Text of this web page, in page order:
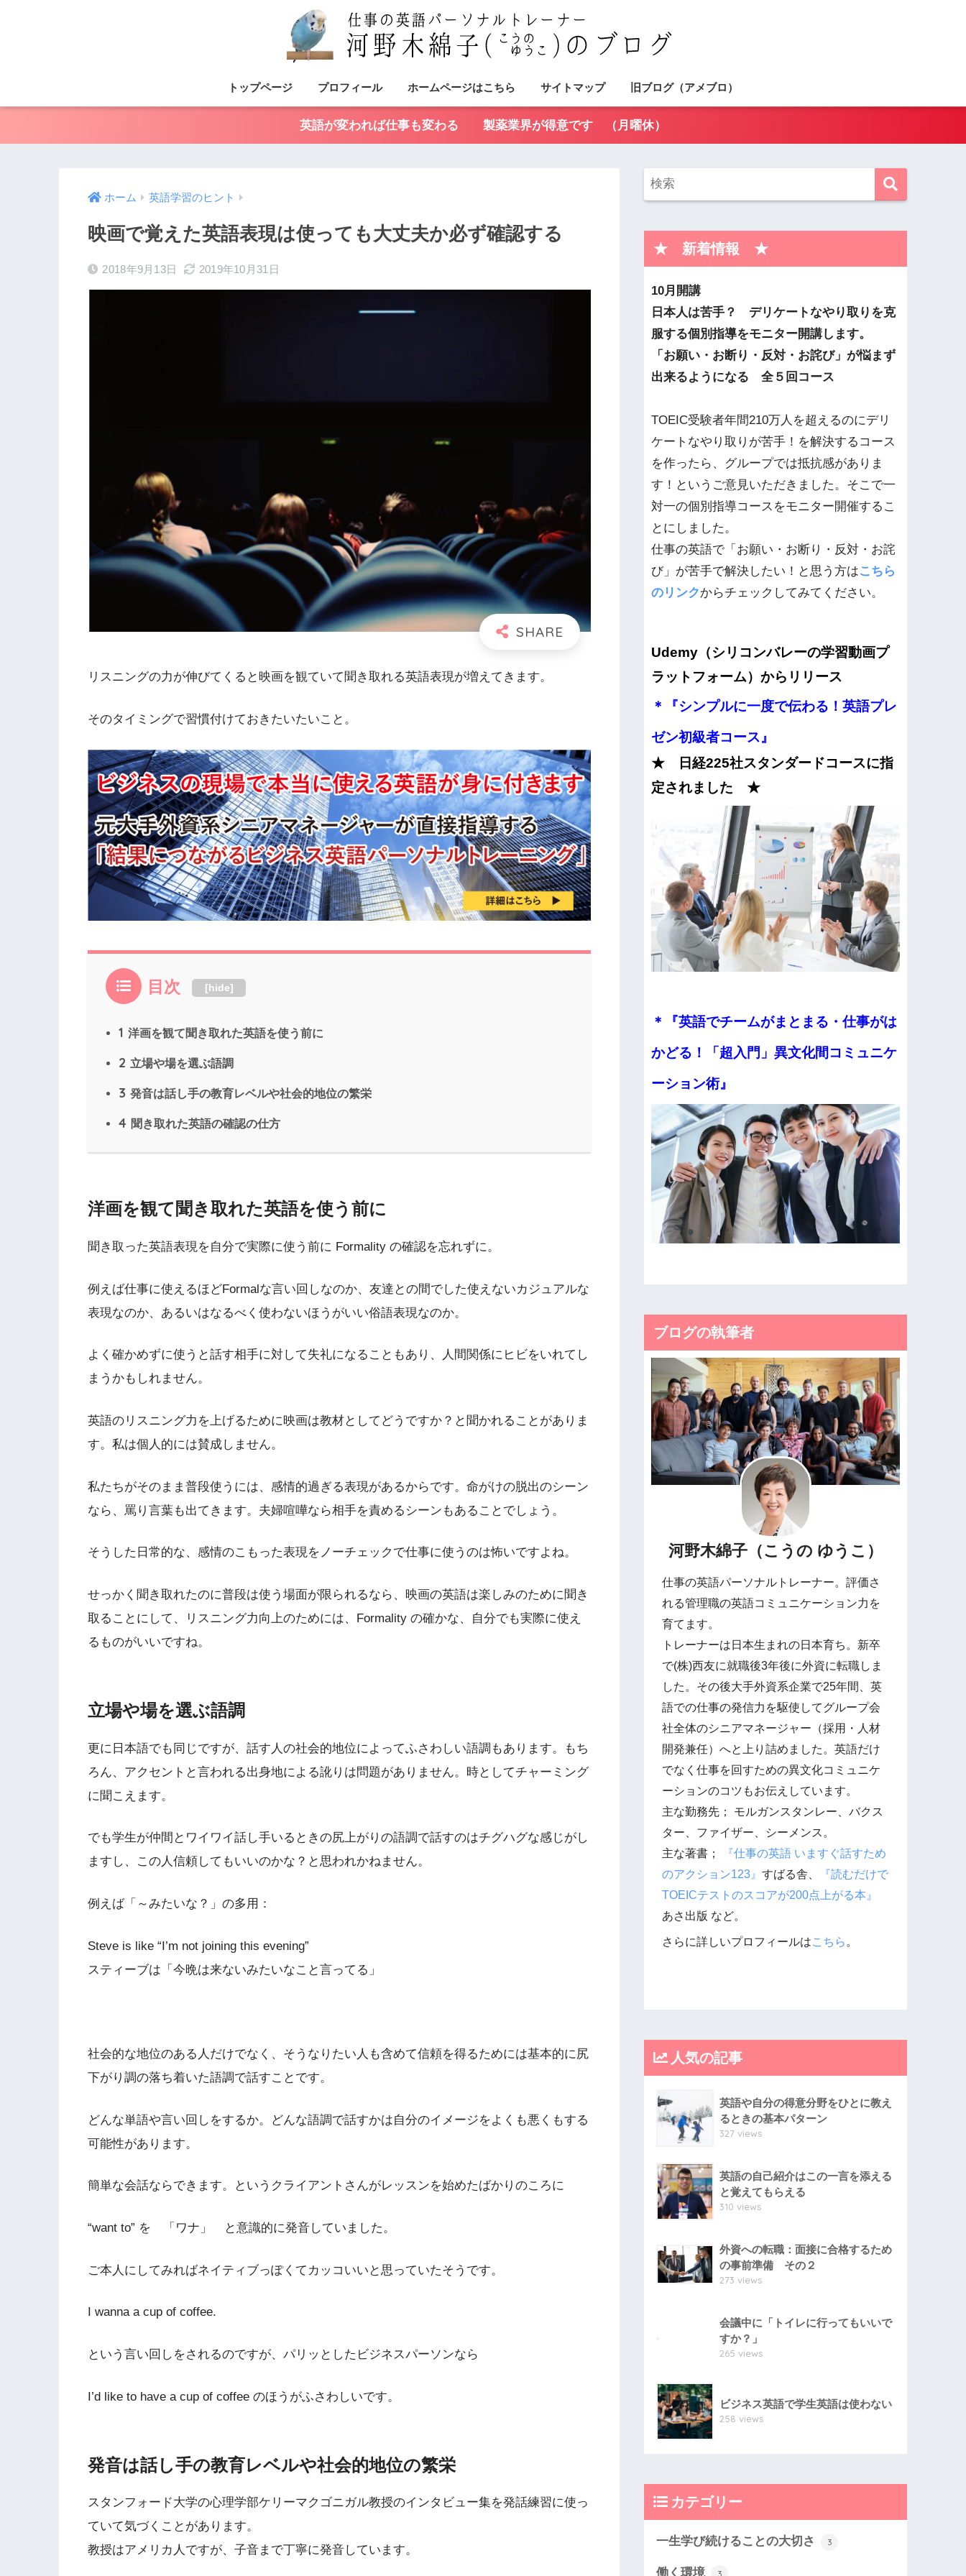
トップページ プロフィール ホームページはこちら サイトマップ 旧ブログ（アメブロ）
英語が変われば仕事も変わる 製薬業界が得意です （月曜休）
ホーム 英語学習のヒント
映画で覚えた英語表現は使っても大丈夫か必ず確認する
2018年9月13日 2019年10月31日
リスニングの力が伸びてくると映画を観ていて聞き取れる英語表現が増えてきます。
そのタイミングで習慣付けておきたいたいこと。
目次 [hide]
1 洋画を観て聞き取れた英語を使う前に
2 立場や場を選ぶ語調
3 発音は話し手の教育レベルや社会的地位の繁栄
4 聞き取れた英語の確認の仕方
洋画を観て聞き取れた英語を使う前に
聞き取った英語表現を自分で実際に使う前に Formality の確認を忘れずに。
例えば仕事に使えるほどFormalな言い回しなのか、友達との間でした使えないカジュアルな
表現なのか、あるいはなるべく使わないほうがいい俗語表現なのか。
よく確かめずに使うと話す相手に対して失礼になることもあり、人間関係にヒビをいれてし
まうかもしれません。
英語のリスニング力を上げるために映画は教材としてどうですか？と聞かれることがありま
す。私は個人的には賛成しません。
私たちがそのまま普段使うには、感情的過ぎる表現があるからです。命がけの脱出のシーン
なら、罵り言葉も出てきます。夫婦喧嘩なら相手を責めるシーンもあることでしょう。
そうした日常的な、感情のこもった表現をノーチェックで仕事に使うのは怖いですよね。
せっかく聞き取れたのに普段は使う場面が限られるなら、映画の英語は楽しみのために聞き
取ることにして、リスニング力向上のためには、Formality の確かな、自分でも実際に使え
るものがいいですね。
立場や場を選ぶ語調
更に日本語でも同じですが、話す人の社会的地位によってふさわしい語調もあります。もち
ろん、アクセントと言われる出身地による訛りは問題がありません。時としてチャーミング
に聞こえます。
でも学生が仲間とワイワイ話し手いるときの尻上がりの語調で話すのはチグハグな感じがし
ますし、この人信頼してもいいのかな？と思われかねません。
例えば「～みたいな？」の多用：
Steve is like “I’m not joining this evening”
スティーブは「今晩は来ないみたいなこと言ってる」
社会的な地位のある人だけでなく、そうなりたい人も含めて信頼を得るためには基本的に尻
下がり調の落ち着いた語調で話すことです。
どんな単語や言い回しをするか。どんな語調で話すかは自分のイメージをよくも悪くもする
可能性があります。
簡単な会話ならできます。というクライアントさんがレッスンを始めたばかりのころに
“want to” を 「ワナ」 と意識的に発音していました。
ご本人にしてみればネイティブっぽくてカッコいいと思っていたそうです。
I wanna a cup of coffee.
という言い回しをされるのですが、パリッとしたビジネスパーソンなら
I’d like to have a cup of coffee のほうがふさわしいです。
発音は話し手の教育レベルや社会的地位の繁栄
スタンフォード大学の心理学部ケリーマクゴニガル教授のインタビュー集を発話練習に使っ
ていて気づくことがあります。
教授はアメリカ人ですが、子音まで丁寧に発音しています。
★ 新着情報 ★
10月開講
日本人は苦手？ デリケートなやり取りを克
服する個別指導をモニター開講します。
「お願い・お断り・ 反対・お詫び」が悩まず
出来るようになる 全５回コース
TOEIC受験者年間210万人を超えるのにデリ
ケートなやり取りが苦手！を解決するコース
を作ったら、グループでは抵抗感がありま
す！というご意見いただきました。そこで一
対一の個別指導コースをモニター開催するこ
とにしました。
仕事の英語で「お願い・お断り・反対・お詫
び」が苦手で解決したい！と思う方はこちら
のリンクからチェックしてみてください。
Udemy（シリコンバレーの学習動画プ
ラットフォーム）からリリース
＊『シンプルに一度で伝わる！英語プレ
ゼン初級者コース』
★ 日経225社スタンダードコースに指
定されました ★
＊『英語でチームがまとまる・仕事がは
かどる！ 「超入門」異文化間コミュニケ
ーション術』
ブログの執筆者
河野木綿子（こうの ゆうこ）
仕事の英語パーソナルトレーナー。評価さ
れる管理職の英語コミュニケーション力を
育てます。
トレーナーは日本生まれの日本育ち。新卒
で(株)西友に就職後3年後に外資に転職しま
した。その後大手外資系企業で25年間、英
語での仕事の発信力を駆使してグループ会
社全体のシニアマネージャー（採用・人材
開発兼任）へと上り詰めました。英語だけ
でなく仕事を回すための異文化コミュニケ
ーションのコツもお伝えしています。
主な勤務先； モルガンスタンレー、バクス
ター、ファイザー、シーメンス。
主な著書；
『仕事の英語 いますぐ話すため
のアクション123』すばる舎、
『読むだけで
TOEICテストのスコアが200点上がる本』
あさ出版 など。
さらに詳しいプロフィールはこちら。
人気の記事
英語や自分の得意分野をひとに教え
るときの基本パターン
327 views
英語の自己紹介はこの一言を添える
と覚えてもらえる
310 views
外資への転職：面接に合格するため
の事前準備 その２
273 views
会議中に「トイレに行ってもいいで
すか？」
265 views
ビジネス英語で学生英語は使わない
258 views
カテゴリー
一生学び続けることの大切さ 3
働く環境 3